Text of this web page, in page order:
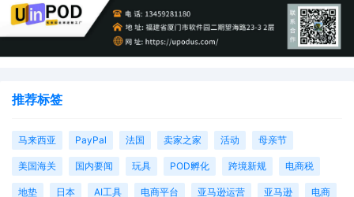
推荐标签
马来西亚 PayPal 法国 卖家之家 活动 母亲节
美国海关 国内要闻 玩具 POD孵化 跨境新规 电商税
地垫 日本 AI工具 电商平台 亚马逊运营 亚马逊 电商